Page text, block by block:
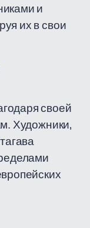
и
их в свои
своей
Художники,